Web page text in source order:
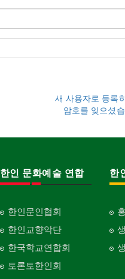
새 사용자로 등록
암호를 잊으셨
한인 문화예술 연합
한인문인협회
한인교향악단
한국학교연합회
토론토한인회
한